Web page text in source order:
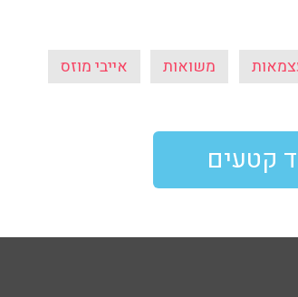
משואות אייבי מוזס
קטעים